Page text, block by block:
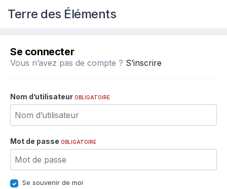
Terre des Éléments
Se connecter
Vous n’avez pas de compte ? S’inscrire
Nom d’utilisateur OBLIGATOIRE
Mot de passe OBLIGATOIRE
Se souvenir de moi